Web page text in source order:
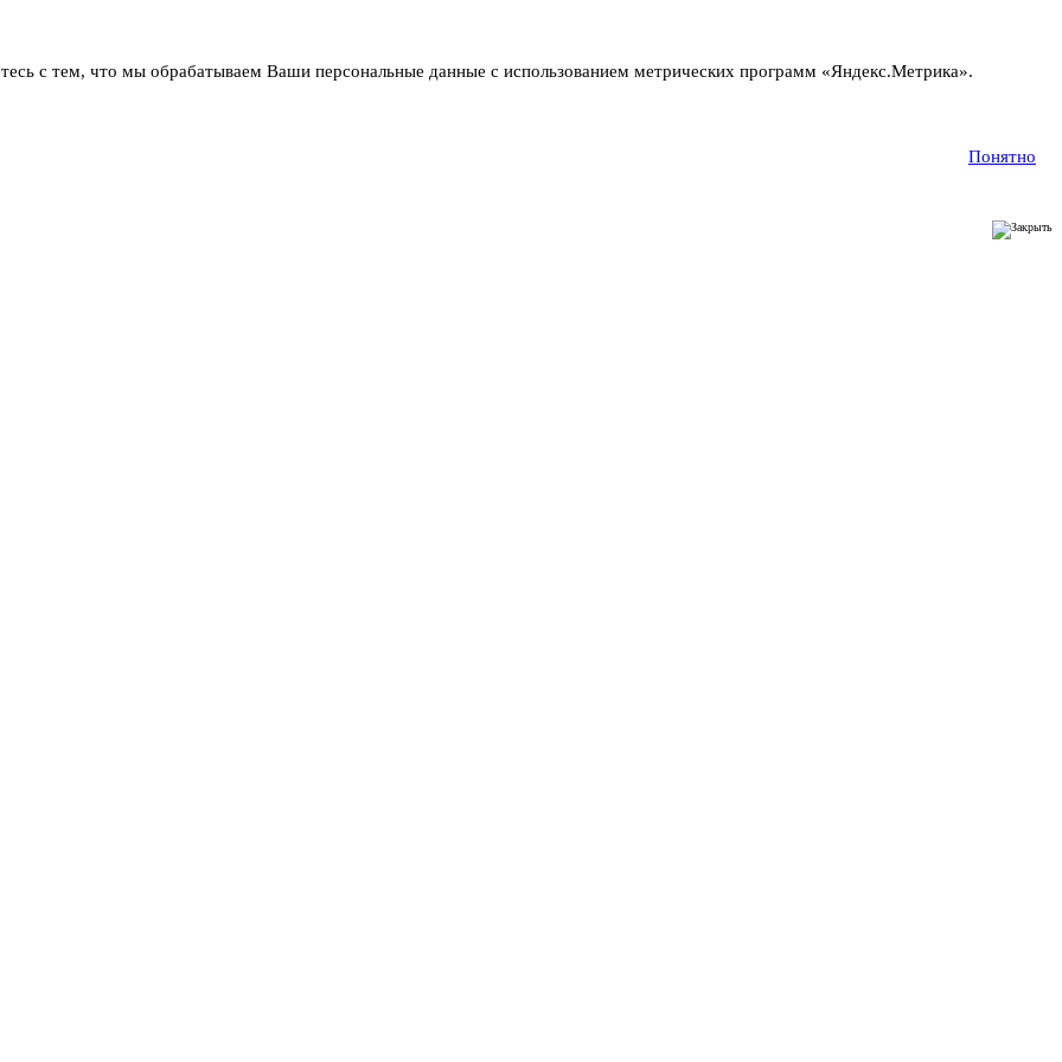
с тем, что мы обрабатываем Ваши персональные данные с использованием метрических программ «Яндекс.Метрика».
Понятно